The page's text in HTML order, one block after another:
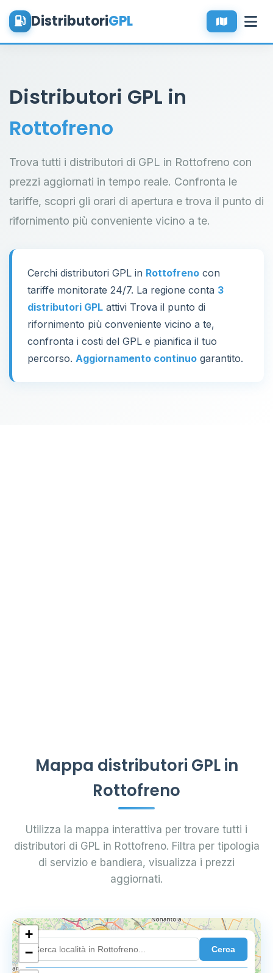
DistributoriGPL
Distributori GPL in
Rottofreno
Trova tutti i distributori di GPL in Rottofreno con
prezzi aggiornati in tempo reale. Confronta le
tariffe, scopri gli orari di apertura e trova il punto di
rifornimento più conveniente vicino a te.
Cerchi distributori GPL in Rottofreno con
tariffe monitorate 24/7. La regione conta 3
distributori GPL attivi Trova il punto di
rifornimento più conveniente vicino a te,
confronta i costi del GPL e pianifica il tuo
percorso. Aggiornamento continuo garantito.
Mappa distributori GPL in
Rottofreno
Utilizza la mappa interattiva per trovare tutti i
distributori di GPL in Rottofreno. Filtra per tipologia
di servizio e bandiera, visualizza i prezzi
aggiornati.
Cerca
18
+
−